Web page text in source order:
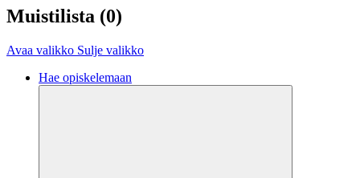
Muistilista (0)
Avaa valikko Sulje valikko
Hae opiskelemaan